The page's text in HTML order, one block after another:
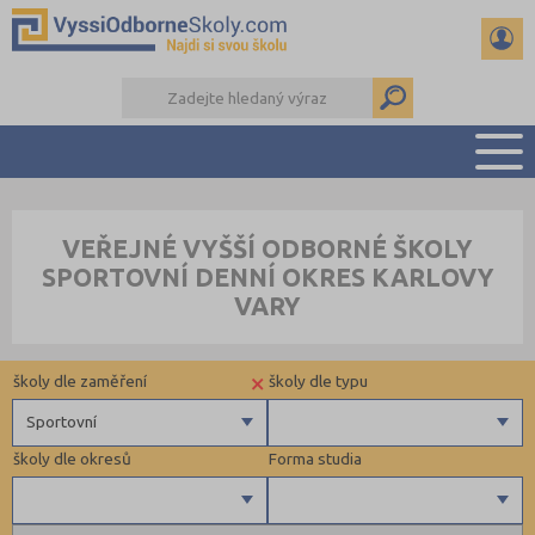
PŘÍPRAVA NA PŘIJÍMAČKY
KALENDÁŘ AKCÍ
DALŠÍ DRUHY ŠKOL
VEŘEJNÉ VYŠŠÍ ODBORNÉ ŠKOLY
SPORTOVNÍ DENNÍ OKRES KARLOVY
VARY
Forma studia
školy dle okresů
školy dle typu
×
Sportovní
školy dle zaměření
Zdravotnické